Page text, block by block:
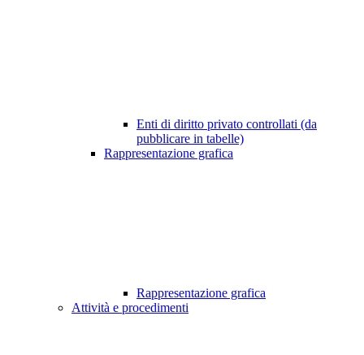
Enti di diritto privato controllati (da
pubblicare in tabelle)
Rappresentazione grafica
Rappresentazione grafica
Attività e procedimenti